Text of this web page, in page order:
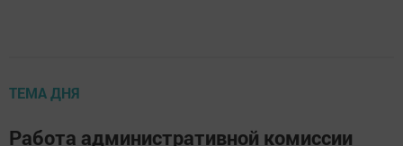
ТЕМА ДНЯ
Работа административной комиссии